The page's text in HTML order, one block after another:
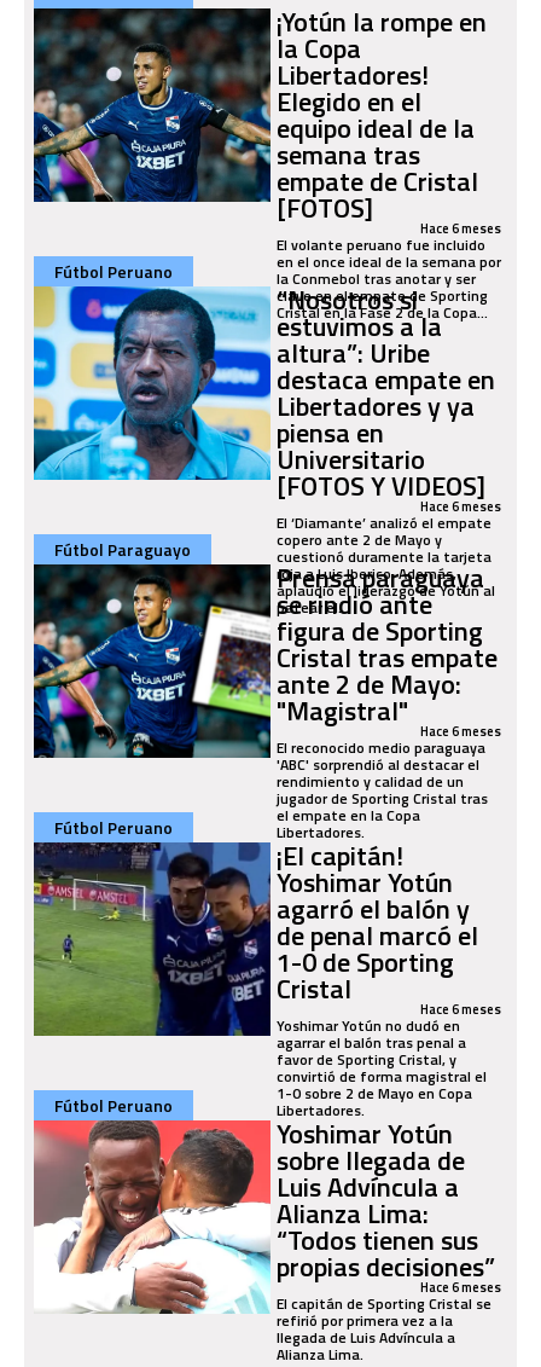
¡Yotún la rompe en
la Copa
Libertadores!
Elegido en el
equipo ideal de la
semana tras
empate de Cristal
[FOTOS] Hace 6 meses
El volante peruano fue incluido
en el once ideal de la semana por
la Conmebol tras anotar y ser
clave en el empate de Sporting
Cristal en la Fase 2 de la Copa...
Fútbol Peruano
“Nosotros si
estuvimos a la
altura”: Uribe
destaca empate en
Libertadores y ya
piensa en
Universitario
[FOTOS Y VIDEOS]
Hace 6 meses
El ‘Diamante’ analizó el empate
copero ante 2 de Mayo y
cuestionó duramente la tarjeta
roja a Luis Iberico. Además,
aplaudió el liderazgo de Yotún al
patear el...
Fútbol Paraguayo
Prensa paraguaya
se rindió ante
figura de Sporting
Cristal tras empate
ante 2 de Mayo:
"Magistral" Hace 6 meses
El reconocido medio paraguaya
'ABC' sorprendió al destacar el
rendimiento y calidad de un
jugador de Sporting Cristal tras
el empate en la Copa
Libertadores.
Fútbol Peruano
¡El capitán!
Yoshimar Yotún
agarró el balón y
de penal marcó el
1-0 de Sporting
Cristal Hace 6 meses
Yoshimar Yotún no dudó en
agarrar el balón tras penal a
favor de Sporting Cristal, y
convirtió de forma magistral el
1-0 sobre 2 de Mayo en Copa
Libertadores.
Fútbol Peruano
Yoshimar Yotún
sobre llegada de
Luis Advíncula a
Alianza Lima:
“Todos tienen sus
propias decisiones”
Hace 6 meses
El capitán de Sporting Cristal se
refirió por primera vez a la
llegada de Luis Advíncula a
Alianza Lima.